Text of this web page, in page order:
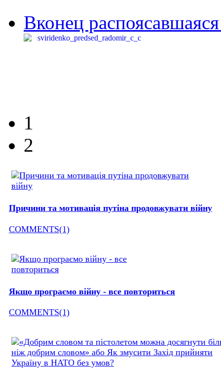
Вконец
1
2
Причини та мотивація путіна продовжувати війну
COMMENTS(1)
Якщо програємо війну - все повториться
COMMENTS(1)